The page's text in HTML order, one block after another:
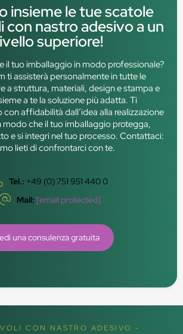
insieme le tue scatole
con nastro adesivo a un
superiore!
il tuo imballaggio in modo professionale?
ti assisterà personalmente in tutte le
a struttura, materiali, design e stampa e
a te la soluzione più adatta. Ti
affidabilità dall’idea alla realizzazione
modo che il tuo imballaggio protegga,
e si integri nel tuo processo. Contattaci:
lieti di confrontarci con te.
Tel.: +49 (0) 751 951 440 0
Mail: [email protected]
una consulenza gratuita
CON NASTRO ADESIVO -